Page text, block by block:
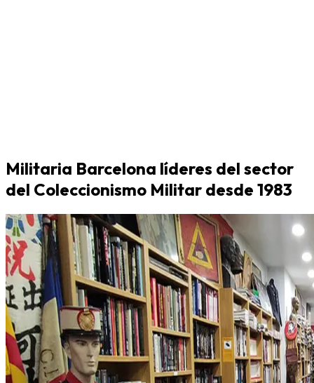
Militaria Barcelona líderes del sector
del Coleccionismo Militar desde 1983